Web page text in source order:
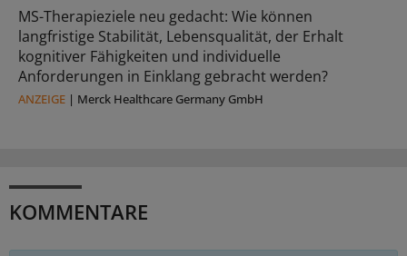
MS-Therapieziele neu gedacht: Wie können
langfristige Stabilität, Lebensqualität, der Erhalt
kognitiver Fähigkeiten und individuelle
Anforderungen in Einklang gebracht werden?
ANZEIGE | Merck Healthcare Germany GmbH
KOMMENTARE